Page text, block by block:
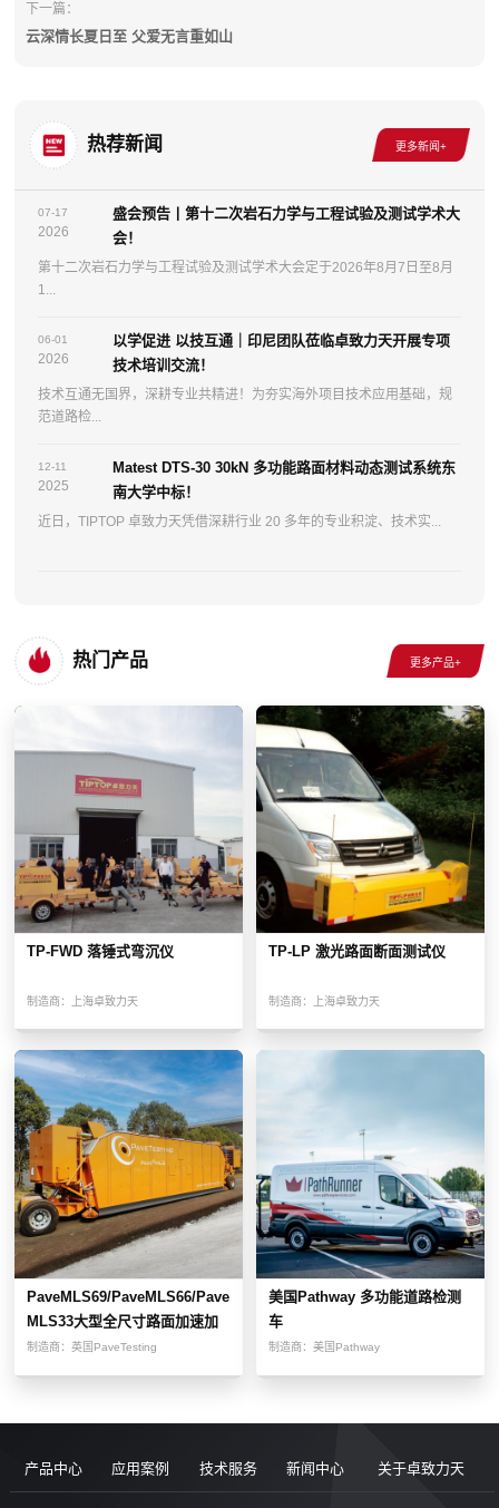
下一篇：
云深情长夏日至 父爱无言重如山
热荐新闻
07-17
2026
盛会预告丨第十二次岩石力学与工程试验及测试学术大
会！
第十二次岩石力学与工程试验及测试学术大会定于2026年8月7日至8月
1...
06-01
2026
以学促进 以技互通｜印尼团队莅临卓致力天开展专项
技术培训交流！
技术互通无国界，深耕专业共精进！为夯实海外项目技术应用基础，规
范道路检...
12-11
2025
Matest DTS-30 30kN 多功能路面材料动态测试系统东
南大学中标！
近日，TIPTOP 卓致力天凭借深耕行业 20 多年的专业积淀、技术实...
热门产品
TP-FWD 落锤式弯沉仪
制造商： 上海卓致力天
TP-LP 激光路面断面测试仪
制造商： 上海卓致力天
PaveMLS69/PaveMLS66/Pave
MLS33大型全尺寸路面加速加
载测试设备
制造商： 英国PaveTesting
美国Pathway 多功能道路检测
车
制造商： 美国Pathway
产品中心 应用案例 技术服务 新闻中心 关于卓致力天